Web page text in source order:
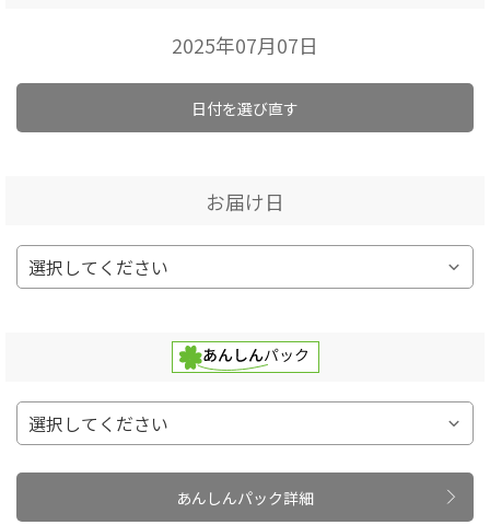
2025年07月07日
日付を選び直す
お届け日
あんしんパック詳細